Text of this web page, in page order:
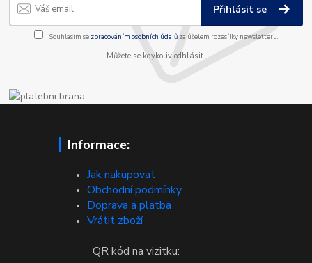
Přihlásit se
Souhlasím se zpracováním osobních údajůza účelem rozesílky newsletteru.
Můžete se kdykoliv odhlásit.
Informace:
Jak nakupovat
Obchodní podmínky
Doprava a platba
Vrátit zboží
QR kód na vizitku: